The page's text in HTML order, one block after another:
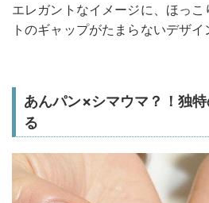
エレガントなイメージに、ほっ
トのギャップがたまらないデザ
あんパン×シマウマ？！独
る